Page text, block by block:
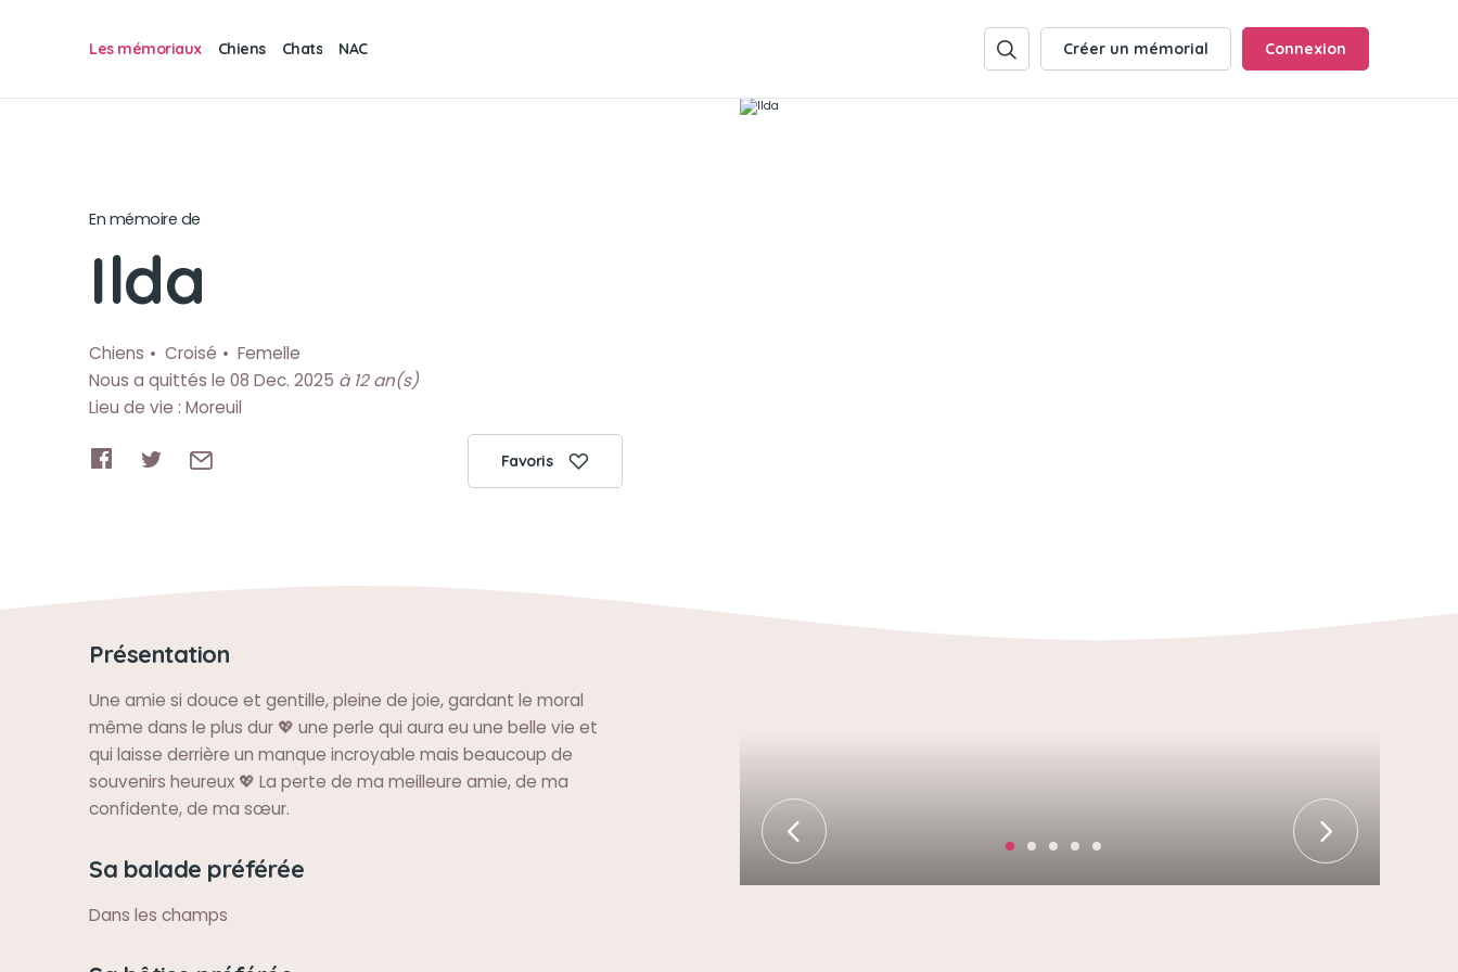
Les mémoriaux Chiens Chats NAC Créer un mémorial Connexion
En mémoire de
Ilda
Chiens Croisé
Femelle
Nous a quittés le 08 Dec. 2025 à 12 an(s)
Lieu de vie : Moreuil
Favoris
Présentation
Une amie si douce et gentille, pleine de joie, gardant le moral
même dans le plus dur 💖 une perle qui aura eu une belle vie et
qui laisse derrière un manque incroyable mais beaucoup de
souvenirs heureux 💖 La perte de ma meilleure amie, de ma
confidente, de ma sœur.
Sa balade préférée
Dans les champs